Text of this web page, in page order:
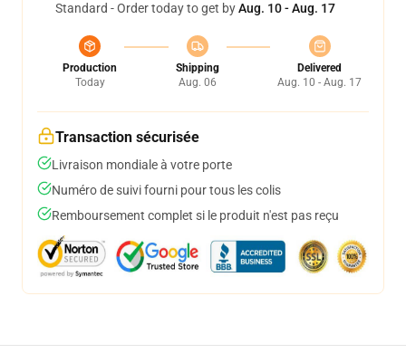
Standard - Order today to get byAug. 10 - Aug. 17
Production
Today
Shipping
Aug. 06
Delivered
Aug. 10 - Aug. 17
Transaction sécurisée
Livraison mondiale à votre porte
Numéro de suivi fourni pour tous les colis
Remboursement complet si le produit n'est pas reçu